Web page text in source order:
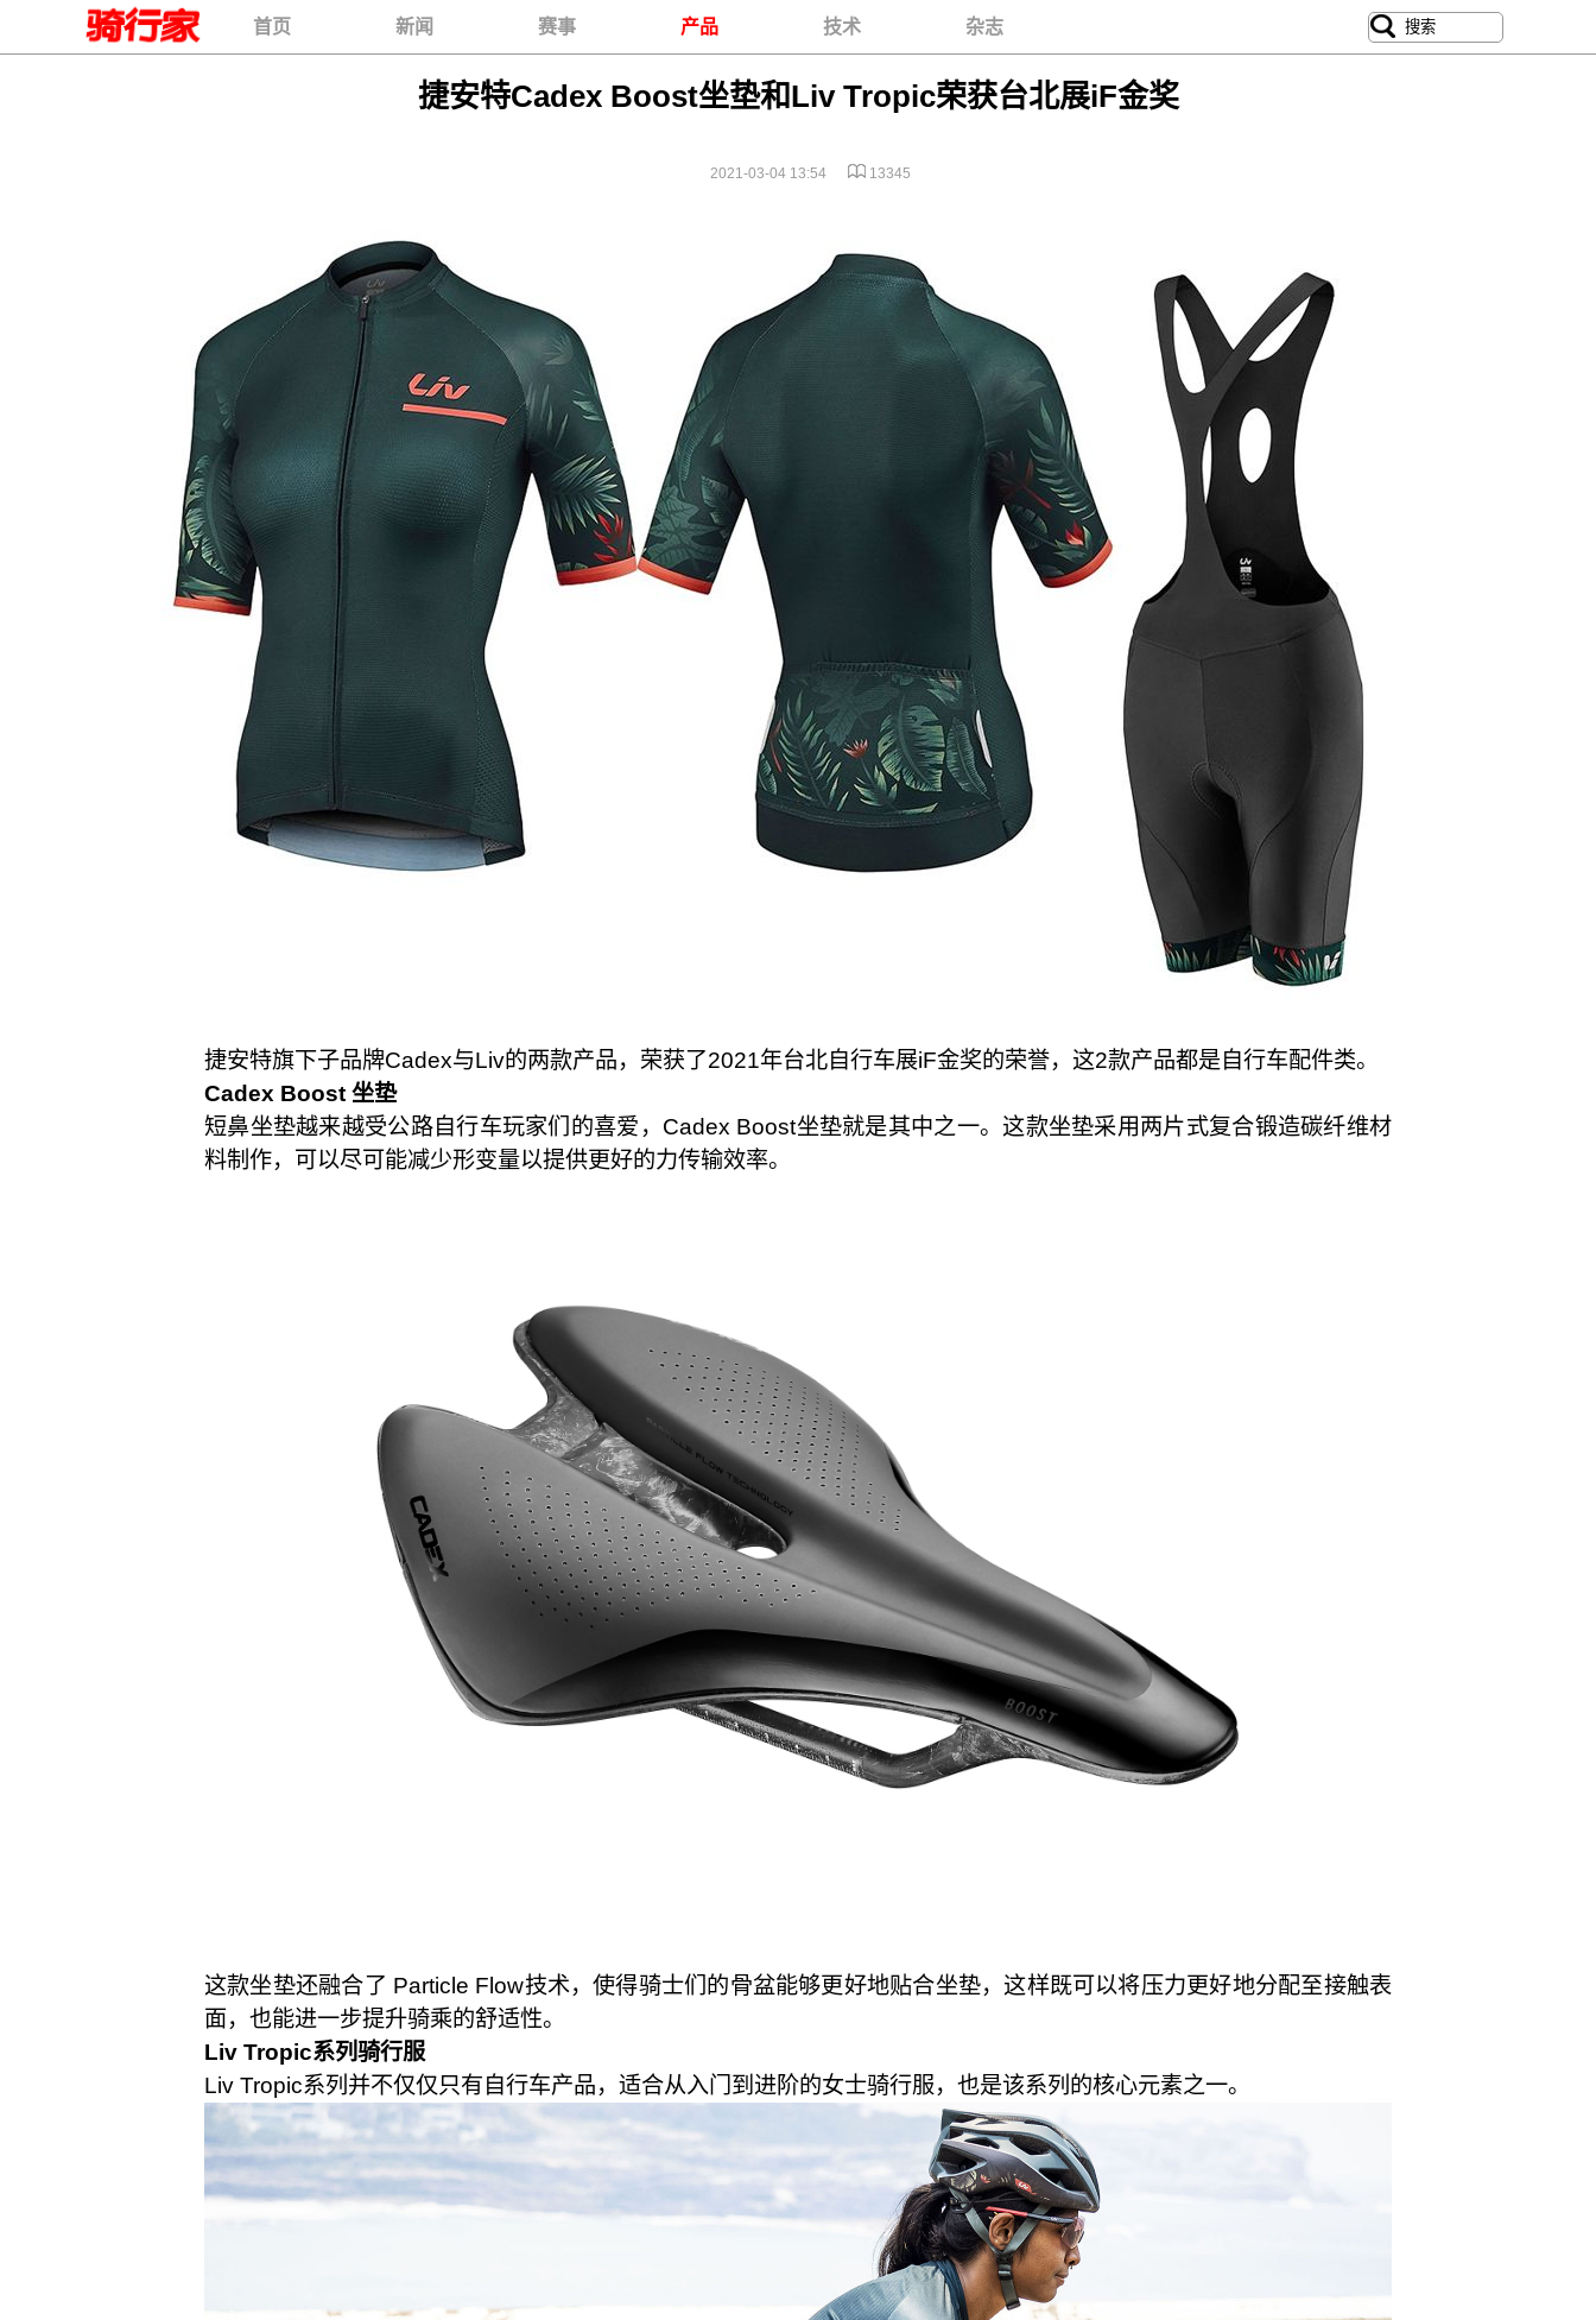
首页 新闻 赛事 产品 技术 杂志
​捷安特Cadex Boost坐垫和Liv Tropic荣获台北展iF金奖
2021-03-04 13:54 13345
捷安特旗下子品牌Cadex与Liv的两款产品，荣获了2021年台北自行车展iF金奖的荣誉，这2款产品都是自行车配件类。
Cadex Boost 坐垫
短鼻坐垫越来越受公路自行车玩家们的喜爱，Cadex Boost坐垫就是其中之一。这款坐垫采用两片式复合锻造碳纤维材
料制作，可以尽可能减少形变量以提供更好的力传输效率。
这款坐垫还融合了 Particle Flow技术，使得骑士们的骨盆能够更好地贴合坐垫，这样既可以将压力更好地分配至接触表
面，也能进一步提升骑乘的舒适性。
Liv Tropic系列骑行服
Liv Tropic系列并不仅仅只有自行车产品，适合从入门到进阶的女士骑行服，也是该系列的核心元素之一。